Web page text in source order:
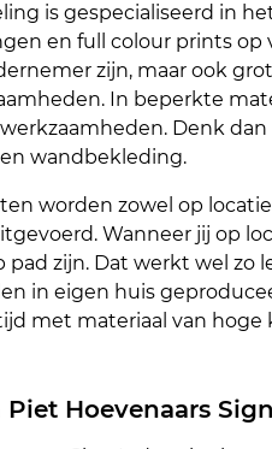
is gespecialiseerd in
en full colour prints op
zijn, maar ook
In beperkte
Denk
wandbekleding.
worden zowel op
Wanneer jij op
pad zijn. Dat werkt wel zo
in eigen huis
met materiaal van hoge
Hoevenaars